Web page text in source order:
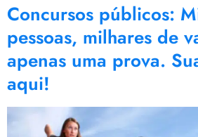
Concursos públicos:
pessoas, milhares de
apenas uma prova.
aqui!